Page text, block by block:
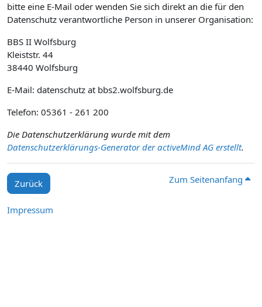
bitte eine E-Mail oder wenden Sie sich direkt an die für den
Datenschutz verantwortliche Person in unserer Organisation:
BBS II Wolfsburg
Kleiststr. 44
38440 Wolfsburg
E-Mail: datenschutz at bbs2.wolfsburg.de
Telefon: 05361 - 261 200
Die Datenschutzerklärung wurde mit dem
Datenschutzerklärungs-Generator der activeMind AG erstellt.
Zurück Zum Seitenanfang
Impressum